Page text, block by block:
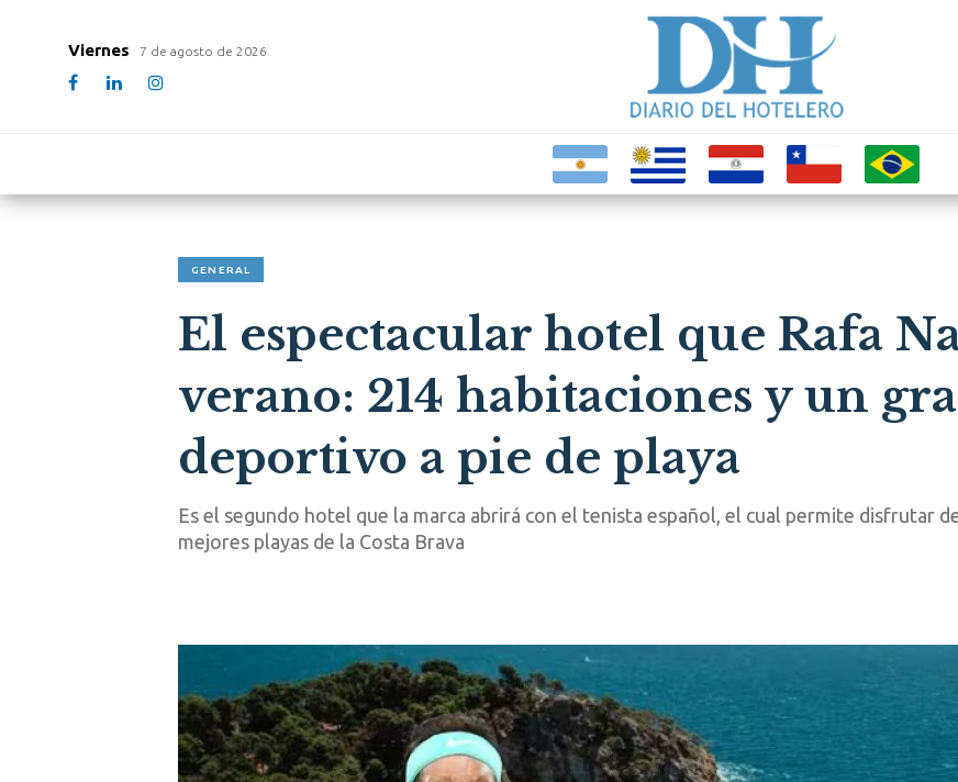
Viernes 7 de agosto de 2026
GENERAL
El espectacular hotel que Rafa
verano: 214 habitaciones y un
deportivo a pie de playa
Es el segundo hotel que la marca abrirá con el tenista español, el cual permite disfrutar
mejores playas de la Costa Brava